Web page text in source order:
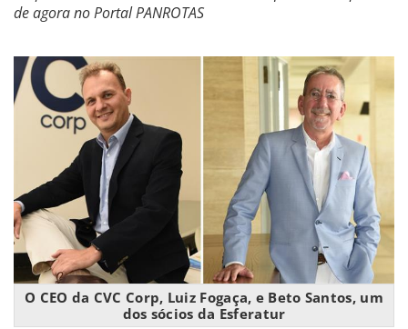
de agora no Portal PANROTAS
O CEO da CVC Corp, Luiz Fogaça, e Beto Santos, um
dos sócios da Esferatur